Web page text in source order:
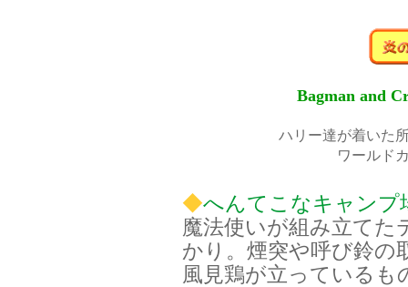
Bagman and
ハリー達が着いた
ワールド
◆へんてこなキャンプ
魔法使いが組み立て
かり。煙突や呼び鈴の
風見鶏が立っているも